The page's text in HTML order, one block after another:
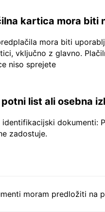
kartica mora biti
mora biti
vključno z glavno.
niso sprejete
list ali osebna
identifikacijski dokumenti:
zadostuje.
moram predložiti na